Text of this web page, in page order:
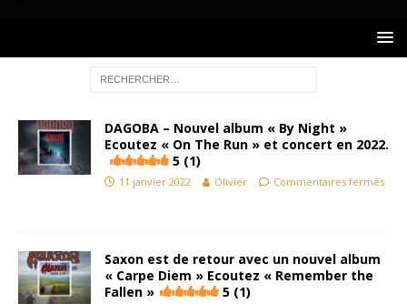
DAGOBA – Nouvel album « By Night »
Ecoutez « On The Run » et concert en 2022.
5 (1)
11 janvier 2022 Olivier Commentaires fermés
Saxon est de retour avec un nouvel album
« Carpe Diem » Ecoutez « Remember the
Fallen »
5 (1)